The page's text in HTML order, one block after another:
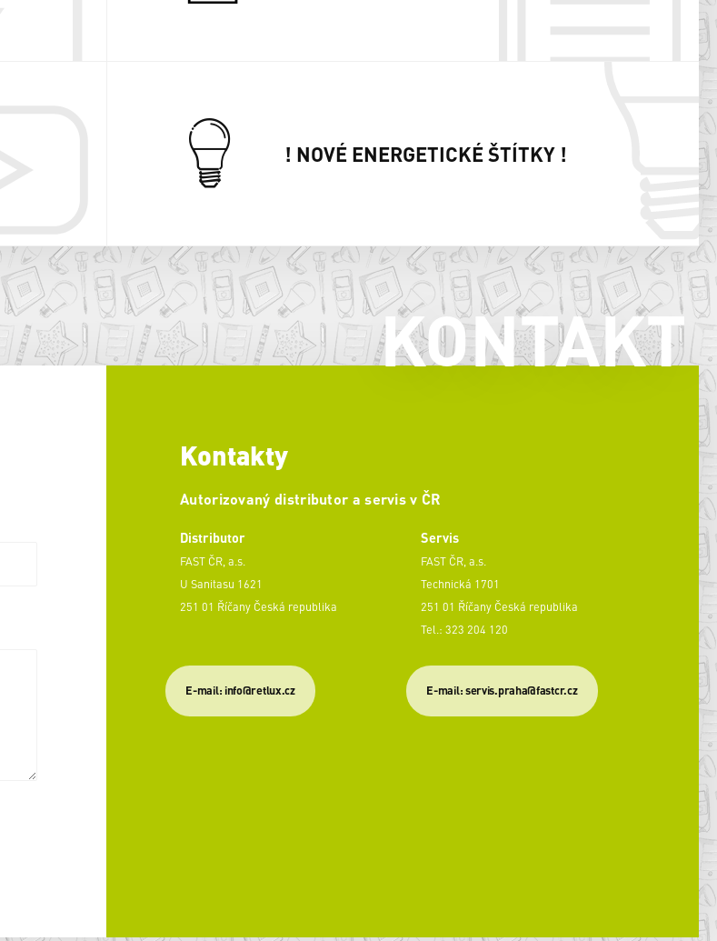
! NOVÉ ENERGETICKÉ ŠTÍTKY !
KONTAKT
Kontakty
Autorizovaný distributor a servis v ČR
Distributor
FAST ČR, a.s.
U Sanitasu 1621
251 01 Říčany Česká republika
E-mail: info@retlux.cz
Servis
FAST ČR, a.s.
Technická 1701
251 01 Říčany Česká republika
Tel.: 323 204 120
​E-mail: servis.praha@fastcr.cz